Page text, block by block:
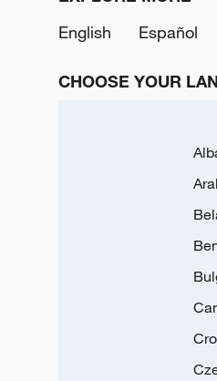
English
Español
CHOOSE YOUR